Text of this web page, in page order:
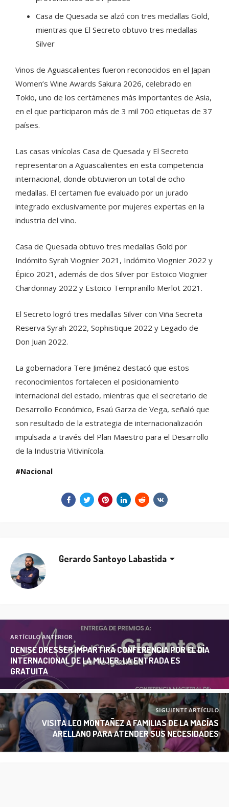
Casa de Quesada se alzó con tres medallas Gold,
mientras que El Secreto obtuvo tres medallas
Silver
Vinos de Aguascalientes fueron reconocidos en el Japan
Women’s Wine Awards Sakura 2026, celebrado en
Tokio, uno de los certámenes más importantes de Asia,
en el que participaron más de 3 mil 700 etiquetas de 37
países.
Las casas vinícolas Casa de Quesada y El Secreto
representaron a Aguascalientes en esta competencia
internacional, donde obtuvieron un total de ocho
medallas. El certamen fue evaluado por un jurado
integrado exclusivamente por mujeres expertas en la
industria del vino.
Casa de Quesada obtuvo tres medallas Gold por
Indómito Syrah Viognier 2021, Indómito Viognier 2022 y
Épico 2021, además de dos Silver por Estoico Viognier
Chardonnay 2022 y Estoico Tempranillo Merlot 2021.
El Secreto logró tres medallas Silver con Viña Secreta
Reserva Syrah 2022, Sophistique 2022 y Legado de
Don Juan 2022.
La gobernadora Tere Jiménez destacó que estos
reconocimientos fortalecen el posicionamiento
internacional del estado, mientras que el secretario de
Desarrollo Económico, Esaú Garza de Vega, señaló que
son resultado de la estrategia de internacionalización
impulsada a través del Plan Maestro para el Desarrollo
de la Industria Vitivinícola.
Nacional
Gerardo Santoyo Labastida
ARTÍCULO ANTERIOR
DENISE DRESSER IMPARTIRÁ CONFERENCIA POR EL DÍA
INTERNACIONAL DE LA MUJER; LA ENTRADA ES
GRATUITA
SIGUIENTE ARTÍCULO
VISITA LEO MONTAÑEZ A FAMILIAS DE LA MACÍAS
ARELLANO PARA ATENDER SUS NECESIDADES